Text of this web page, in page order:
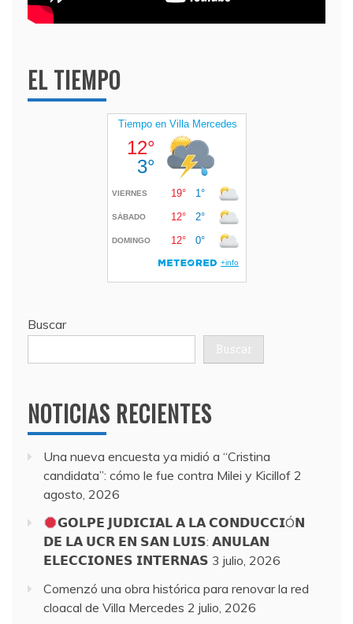
EL TIEMPO
Buscar
Buscar
NOTICIAS RECIENTES
Una nueva encuesta ya midió a “Cristina
candidata”: cómo le fue contra Milei y Kicillof 2
agosto, 2026
𝗚𝗢𝗟𝗣𝗘 𝗝𝗨𝗗𝗜𝗖𝗜𝗔𝗟 𝗔 𝗟𝗔 𝗖𝗢𝗡𝗗𝗨𝗖𝗖𝗜Ó𝗡
𝗗𝗘 𝗟𝗔 𝗨𝗖𝗥 𝗘𝗡 𝗦𝗔𝗡 𝗟𝗨𝗜𝗦: 𝗔𝗡𝗨𝗟𝗔𝗡
𝗘𝗟𝗘𝗖𝗖𝗜𝗢𝗡𝗘𝗦 𝗜𝗡𝗧𝗘𝗥𝗡𝗔𝗦 3 julio, 2026
Comenzó una obra histórica para renovar la red
cloacal de Villa Mercedes 2 julio, 2026